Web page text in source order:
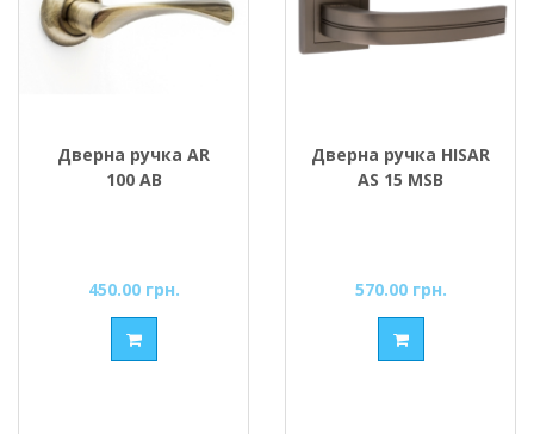
Дверна ручка AR
100 AB
450.00 грн.
Дверна ручка HISAR
AS 15 MSB
570.00 грн.